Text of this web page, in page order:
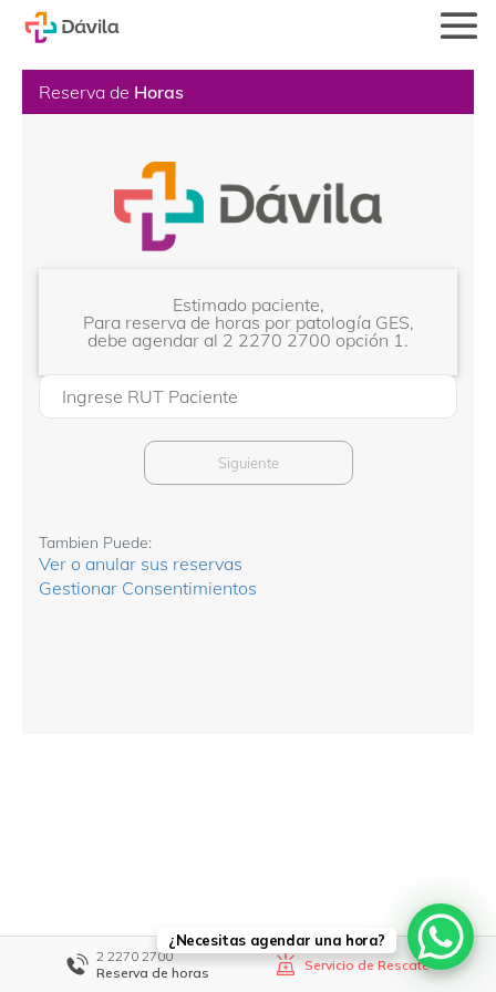
2 2270 2700
Reserva de horas
Servicio de Rescate
¿Necesitas agendar una hora?